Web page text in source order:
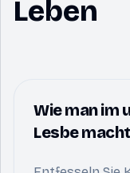
Leben
Wie man im
Lesbe macht